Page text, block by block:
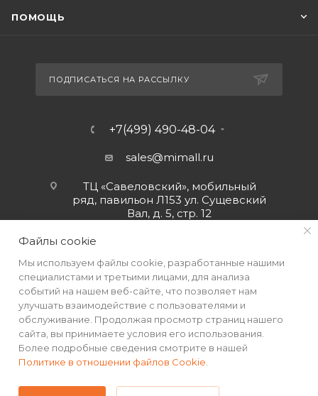
ПОМОЩЬ
ПОДПИСАТЬСЯ НА РАССЫЛКУ
+7(499) 490-48-04
sales@mimall.ru
ТЦ «Савеловский», мобильный
ряд, павильон Л153 ул. Сущевский
Вал, д. 5, стр. 12
2026 © Интернет-магазин MiMall® • Не является публичной
офертой • 2026 г.
Файлы cookie
Мы используем файлы cookie, разработанные нашими
специалистами и третьими лицами, для анализа
событий на нашем веб-сайте, что позволяет нам
улучшать взаимодействие с пользователями и
обслуживание. Продолжая просмотр страниц нашего
сайта, вы принимаете условия его использования.
Более подробные сведения смотрите в нашей
Политике в отношении файлов Cookie